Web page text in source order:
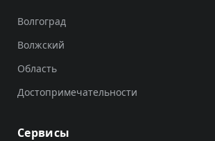
Волгоград
Волжский
Область
Достопримечательности
Сервисы